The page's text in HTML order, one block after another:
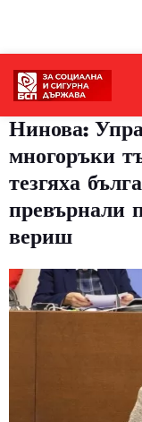
Нинова:
многоръки
тезгяха
превърнали
вериш